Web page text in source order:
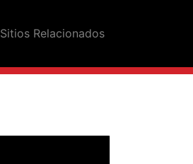
Sitios Relacionados